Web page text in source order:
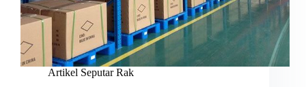
Artikel Seputar Rak